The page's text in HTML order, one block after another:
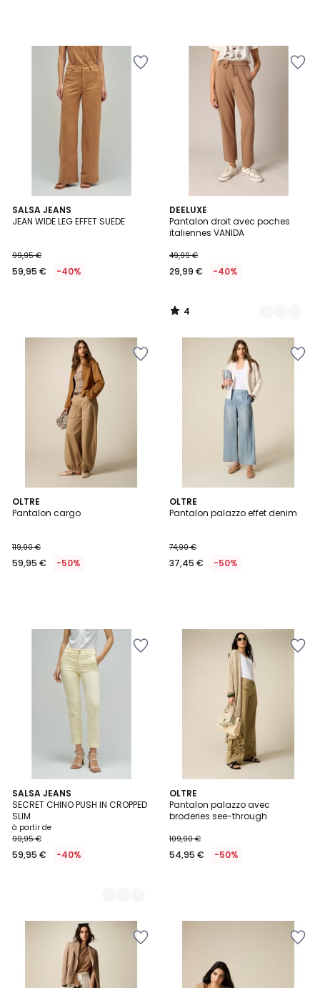
SALSA JEANS
JEAN WIDE LEG EFFET SUEDE
99,95 €
59,95 € -40%
DEELUXE
Pantalon droit avec poches
italiennes VANIDA
49,99 €
29,99 € -40%
4
/
5
2
Couleurs
4
/
OLTRE
Pantalon cargo
119,90 €
59,95 € -50%
OLTRE
Pantalon palazzo effet denim
74,90 €
37,45 € -50%
SALSA JEANS
SECRET CHINO PUSH IN CROPPED
SLIM
à partir de
99,95 €
59,95 € -40%
2
Couleurs
OLTRE
Pantalon palazzo avec
broderies see-through
109,90 €
54,95 € -50%